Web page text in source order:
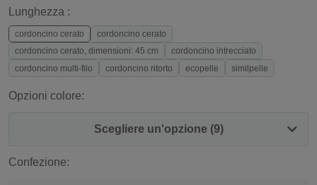
Lunghezza :
cordoncino cerato
cordoncino cerato
cordoncino cerato, dimensioni: 45 cm
cordoncino intrecciato
cordoncino multi-filo
cordoncino ritorto ecopelle similpelle
Opzioni colore:
Scegliere un'opzione (9)
Confezione: